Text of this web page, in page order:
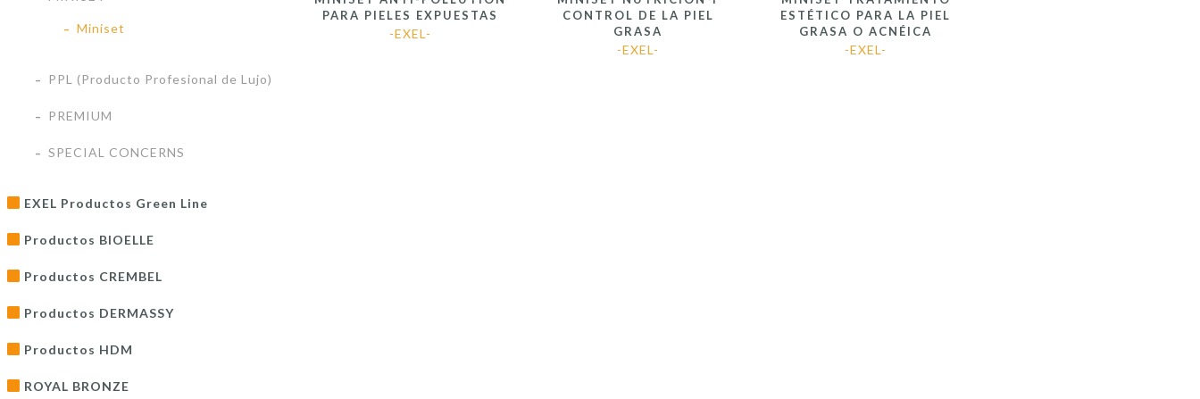
PARA PIELES EXPUESTAS
-EXEL-
CONTROL DE LA PIEL
GRASA
-EXEL-
ESTÉTICO PARA LA PIEL
GRASA O ACNÉICA
-EXEL-
Miniset
PPL (Producto Profesional de Lujo)
PREMIUM
SPECIAL CONCERNS
EXEL Productos Green Line
Productos BIOELLE
Productos CREMBEL
Productos DERMASSY
Productos HDM
ROYAL BRONZE